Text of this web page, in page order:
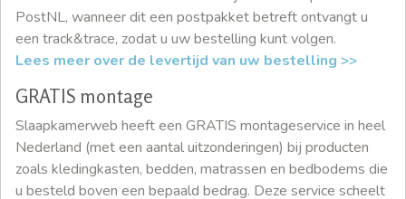
PostNL, wanneer dit een postpakket betreft ontvangt u
een track&trace, zodat u uw bestelling kunt volgen.
Lees meer over de levertijd van uw bestelling >>
GRATIS montage
Slaapkamerweb heeft een GRATIS montageservice in heel
Nederland (met een aantal uitzonderingen) bij producten
zoals kledingkasten, bedden, matrassen en bedbodems die
u besteld boven een bepaald bedrag. Deze service scheelt